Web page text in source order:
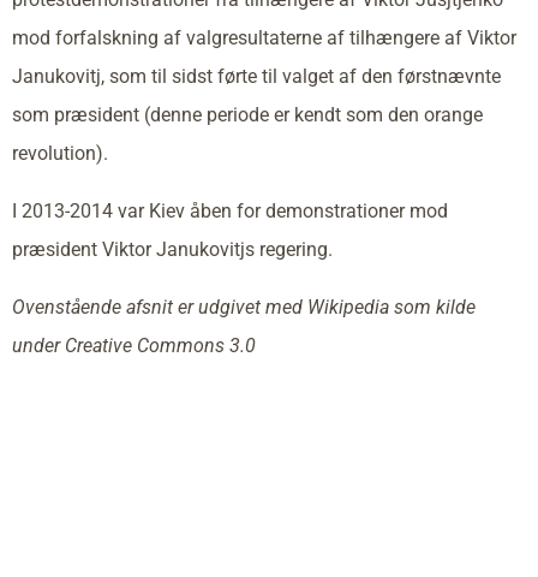
mod forfalskning af valgresultaterne af tilhængere af Viktor
Janukovitj, som til sidst førte til valget af den førstnævnte
som præsident (denne periode er kendt som den orange
revolution).
I 2013-2014 var Kiev åben for demonstrationer mod
præsident Viktor Janukovitjs regering.
Ovenstående afsnit er udgivet med Wikipedia som kilde
under Creative Commons 3.0